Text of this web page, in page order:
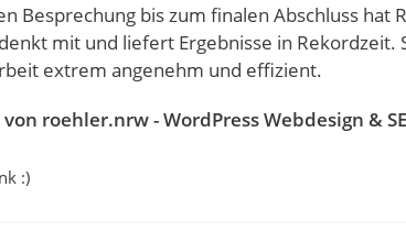
Besprechung bis zum finalen Abschluss
mit und liefert Ergebnisse in
extrem angenehm und effizient.
roehler.nrw - WordPress Webdesign &
:)